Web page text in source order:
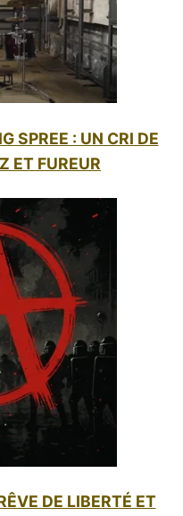
SPREE : UN CRI DE
ET FUREUR
DE LIBERTÉ ET